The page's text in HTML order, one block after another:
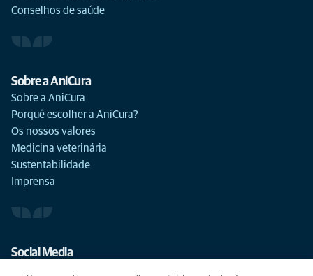
Conselhos de saúde
Sobre a AniCura
Sobre a AniCura
Porquê escolher a AniCura?
Os nossos valores
Medicina veterinária
Sustentabilidade
Imprensa
Social Media